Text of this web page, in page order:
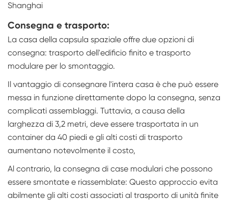
Shanghai
Consegna e trasporto:
La casa della capsula spaziale offre due opzioni di
consegna: trasporto dell'edificio finito e trasporto
modulare per lo smontaggio.
Il vantaggio di consegnare l'intera casa è che può essere
messa in funzione direttamente dopo la consegna, senza
complicati assemblaggi. Tuttavia, a causa della
larghezza di 3,2 metri, deve essere trasportata in un
container da 40 piedi e gli alti costi di trasporto
aumentano notevolmente il costo,
Al contrario, la consegna di case modulari che possono
essere smontate e riassemblate: Questo approccio evita
abilmente gli alti costi associati al trasporto di unità finite